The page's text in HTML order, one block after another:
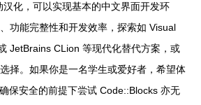
化，可以实现基本的中文界面开发环
功能完整性和开发效率，探索如 Visual
JetBrains CLion 等现代化替代方案，或
择。如果你是一名学生或爱好者，希望体
保安全的前提下尝试 Code::Blocks 亦无